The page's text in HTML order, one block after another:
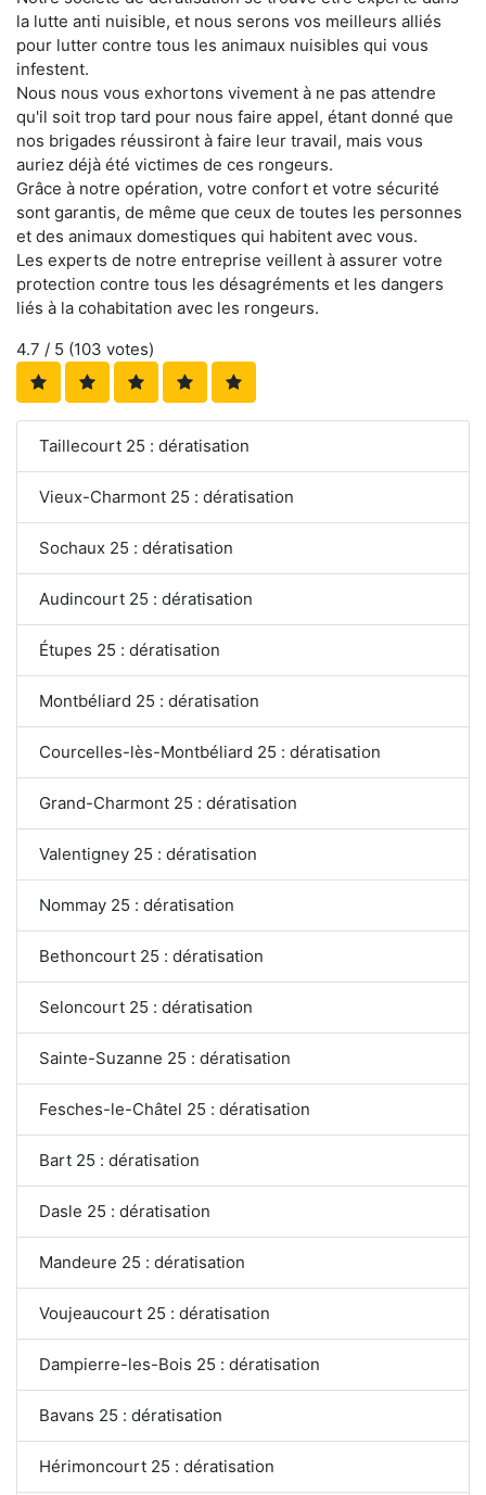
la lutte anti nuisible, et nous serons vos meilleurs alliés
pour lutter contre tous les animaux nuisibles qui vous
infestent.
Nous nous vous exhortons vivement à ne pas attendre
qu'il soit trop tard pour nous faire appel, étant donné que
nos brigades réussiront à faire leur travail, mais vous
auriez déjà été victimes de ces rongeurs.
Grâce à notre opération, votre confort et votre sécurité
sont garantis, de même que ceux de toutes les personnes
et des animaux domestiques qui habitent avec vous.
Les experts de notre entreprise veillent à assurer votre
protection contre tous les désagréments et les dangers
liés à la cohabitation avec les rongeurs.
4.7 / 5 (103 votes)
Taillecourt 25 : dératisation
Vieux-Charmont 25 : dératisation
Sochaux 25 : dératisation
Audincourt 25 : dératisation
Étupes 25 : dératisation
Montbéliard 25 : dératisation
Courcelles-lès-Montbéliard 25 : dératisation
Grand-Charmont 25 : dératisation
Valentigney 25 : dératisation
Nommay 25 : dératisation
Bethoncourt 25 : dératisation
Seloncourt 25 : dératisation
Sainte-Suzanne 25 : dératisation
Fesches-le-Châtel 25 : dératisation
Bart 25 : dératisation
Dasle 25 : dératisation
Mandeure 25 : dératisation
Voujeaucourt 25 : dératisation
Dampierre-les-Bois 25 : dératisation
Bavans 25 : dératisation
Hérimoncourt 25 : dératisation